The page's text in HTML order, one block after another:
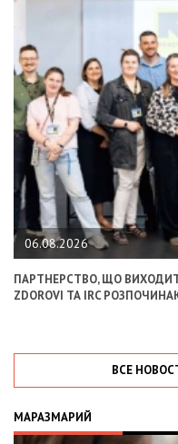
06.08.2026
ПАРТНЕРСТВО, ЩО
ZDOROVI ТА IRC
ВСЕ
МАРАЗМАРИЙ